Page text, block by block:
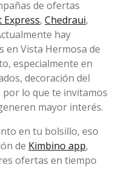
de ofertas
Express, Chedraui,
hay
en Vista Hermosa de
especialmente en
decoración del
por lo que te invitamos
mayor interés.
en tu bolsillo, eso
de Kimbino app,
ofertas en tiempo